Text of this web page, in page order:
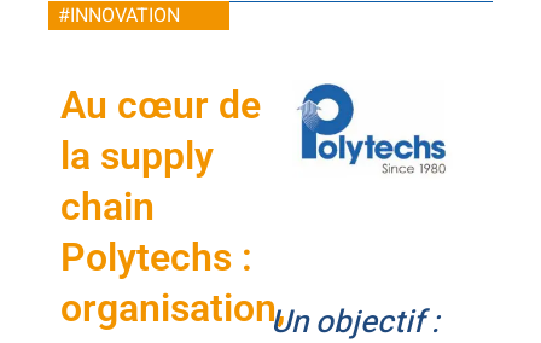
#INNOVATION
Au cœur de
la supply
chain
Polytechs :
organisation,Un objectif :